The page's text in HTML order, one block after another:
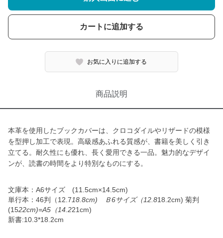
カートに追加する
お気に入りに追加する
商品説明
本革を使用したブックカバーは、クロコダイルやリザードの模様
を型押し加工で表現。高級感あふれる質感が、書籍を美しく引き
立てる。耐久性にも優れ、長く愛用できる一品。魅力的なデザイ
ンが、読書の時間をより特別なものにする。
文庫本：A6サイズ (11.5cm×14.5cm)
単行本：46判（12.718.8cm) Ｂ6サイズ（12.818.2cm) 菊判
(1522cm)=A5（14.221cm)
新書:10.3*18.2cm